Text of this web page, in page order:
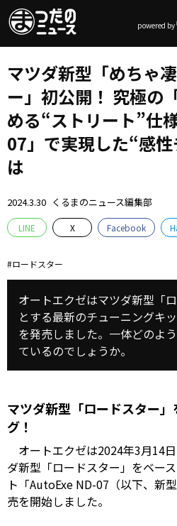
powered by
マツダ新型「めちゃ
ー」初公開！ 究極の
める“ストリート”仕
07」で実現した“感
は
2024.3.30 くるまのニュース編集部
LINE X Facebook
ロードスター
オートエクゼはマツダ新型「
とする最新のチューニングキ
を発売しました。一体どのよ
ているのでしょうか。
マツダ新型「ロードスター
グ！
オートエクゼは2024年3月14
ダ新型「ロードスター」をベー
ト「AutoExe ND-07（以下、新
売を開始しました。